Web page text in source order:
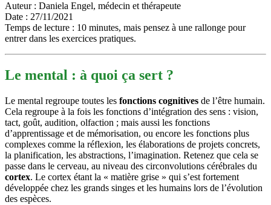
Auteur : Daniela Engel, médecin et thérapeute
Date : 27/11/2021
Temps de lecture : 10 minutes, mais pensez à une rallonge pour
entrer dans les exercices pratiques.
Le mental : à quoi ça sert ?
Le mental regroupe toutes les fonctions cognitives de l’être humain.
Cela regroupe à la fois les fonctions d’intégration des sens : vision,
tact, goût, audition, olfaction ; mais aussi les fonctions
d’apprentissage et de mémorisation, ou encore les fonctions plus
complexes comme la réflexion, les élaborations de projets concrets,
la planification, les abstractions, l’imagination. Retenez que cela se
passe dans le cerveau, au niveau des circonvolutions cérébrales du
cortex. Le cortex étant la « matière grise » qui s’est fortement
développée chez les grands singes et les humains lors de l’évolution
des espèces.